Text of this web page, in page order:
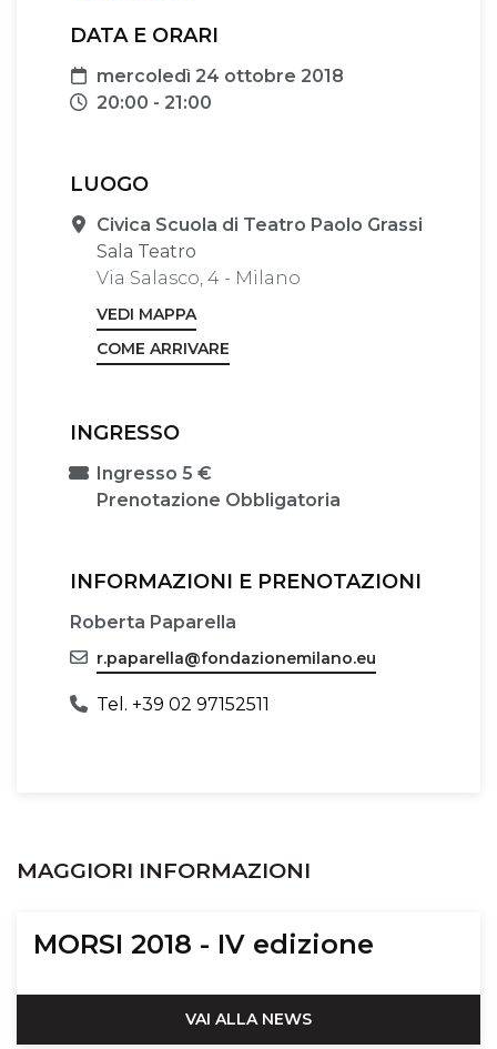
DATA E ORARI
Data
mercoledì 24 ottobre 2018
Orari
20:00 - 21:00
LUOGO
Sede
Civica Scuola di Teatro Paolo Grassi
Sala Teatro
Via Salasco, 4 - Milano
VEDI MAPPA
COME ARRIVARE
INGRESSO
Ingresso 5 €
Prenotazione Obbligatoria
INFORMAZIONI E PRENOTAZIONI
Roberta Paparella
r.paparella@fondazionemilano.eu
Tel. +39 02 97152511
MAGGIORI INFORMAZIONI
MORSI 2018 - IV edizione
VAI ALLA NEWS